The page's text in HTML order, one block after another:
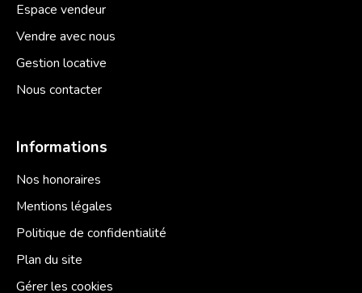
Espace vendeur
Vendre avec nous
Gestion locative
Nous contacter
Informations
Nos honoraires
Mentions légales
Politique de confidentialité
Plan du site
Gérer les cookies